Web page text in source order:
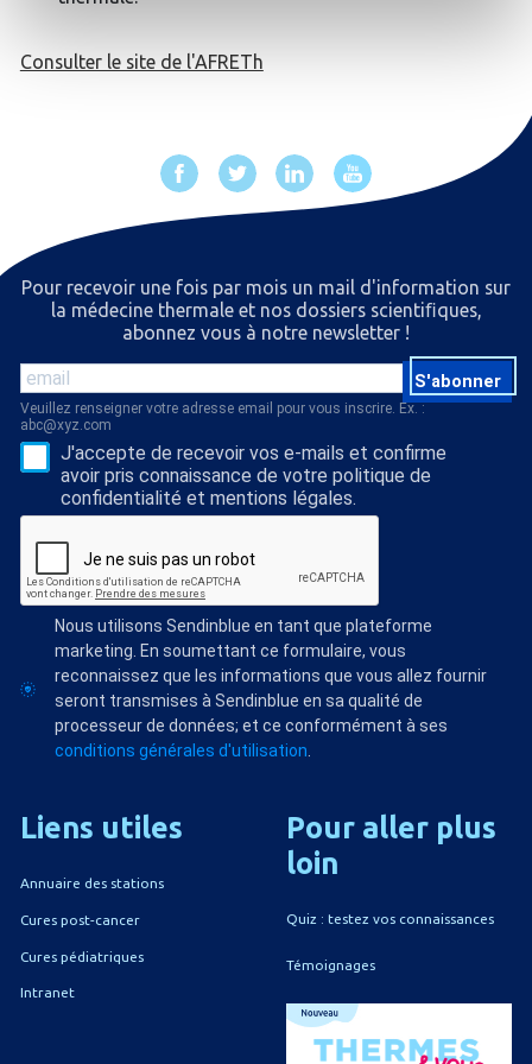
Consulter le site de l'AFRETh
Pour recevoir une fois par mois un mail d'information sur
la médecine thermale et nos dossiers scientiﬁques,
abonnez vous à notre newsletter !
S'abonner
Veuillez renseigner votre adresse email pour vous inscrire. Ex. :
abc@xyz.com
J'accepte de recevoir vos e-mails et confirme
avoir pris connaissance de votre politique de
confidentialité et mentions légales.
Nous utilisons Sendinblue en tant que plateforme
marketing. En soumettant ce formulaire, vous
reconnaissez que les informations que vous allez fournir
seront transmises à Sendinblue en sa qualité de
processeur de données; et ce conformément à ses
conditions générales d'utilisation.
Liens utiles
Annuaire des stations
Cures post-cancer
Cures pédiatriques
Intranet
Pour aller plus
loin
Quiz : testez vos connaissances
Témoignages